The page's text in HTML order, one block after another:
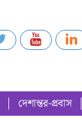
দেশান্তর-প্রবাস